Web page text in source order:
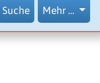
Suche Mehr …